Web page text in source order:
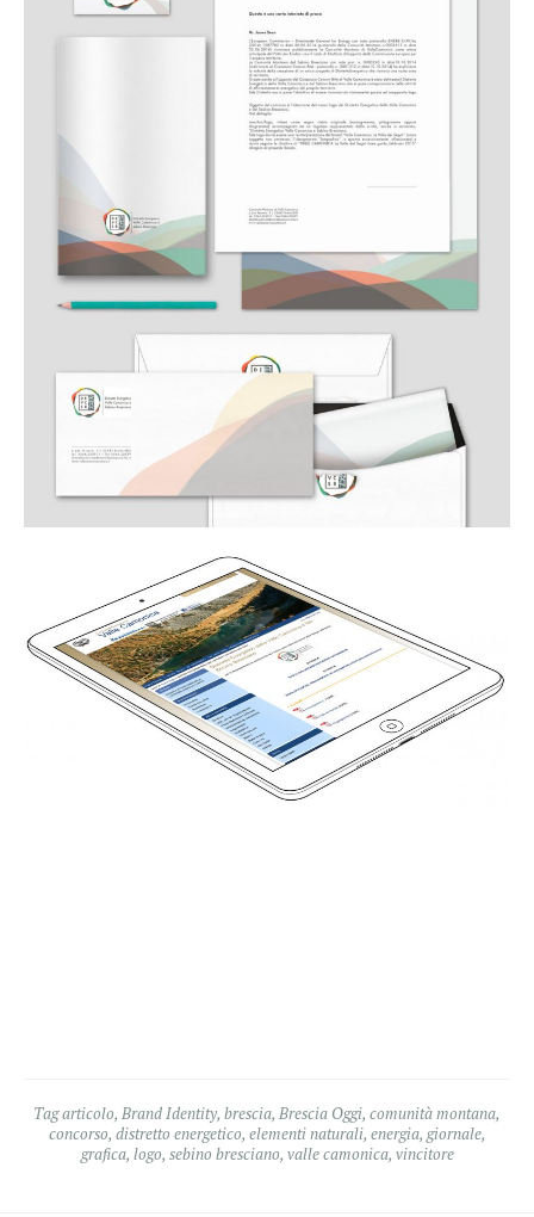
Tagarticolo, Brand Identity, brescia, Brescia Oggi, comunità montana,
concorso, distretto energetico, elementi naturali, energia, giornale,
grafica, logo, sebino bresciano, valle camonica, vincitore